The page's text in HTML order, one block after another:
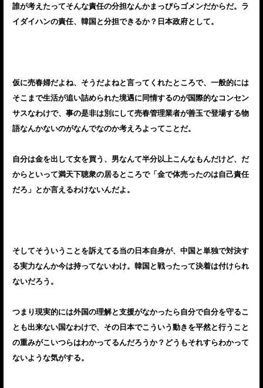
誰が考えたってそんな責任の分担なんかまっぴらゴメンだからだ。ラ
イダイハンの責任、韓国と分担できるか？日本政府として。
仮に売春婦だよね、そうだよねと言ってくれたところで、一般的には
そこまで生活が追い詰められた境遇に同情するのが国際的なコンセン
サスなわけで、事の是非は別にして売春管理業者が善玉で登場する物
語なんかないのがなんでなのか考えろよってことだ。
自分は金を出して女を買う、男なんて半分以上こんなもんだけど、だ
からといって満天下聴衆の居るところで「金で体売ったのは自己責任
だろ」とか言えるわけないんだよ。
そしてそういうことを訴えてる当の日本自身が、中国と単独で対決す
る実力なんか今は持ってないわけ。韓国と戦ったって決着は付けられ
ないだろう。
つまり現実的には外国の理解と支援がなかったら自分で自分を守るこ
とも出来ない国なわけで、その日本でこういう動きを平然と行うこと
の重みがこいつらはわかってるんだろうか？どうもそれすらわかって
ないような気がする。